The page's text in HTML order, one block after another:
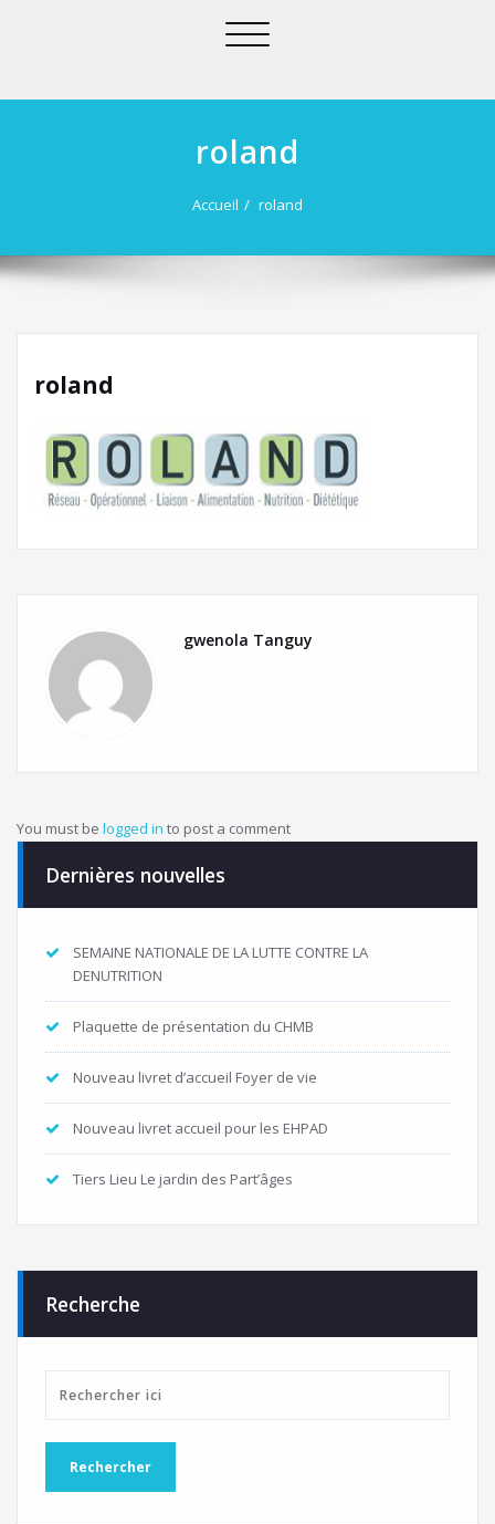
Afficher/masquer
roland
Accueil roland
roland
gwenola Tanguy
You must be logged in to post a comment
Dernières nouvelles
SEMAINE NATIONALE DE LA LUTTE CONTRE LA
DENUTRITION
Plaquette de présentation du CHMB
Nouveau livret d’accueil Foyer de vie
Nouveau livret accueil pour les EHPAD
Tiers Lieu Le jardin des Part’âges
Recherche